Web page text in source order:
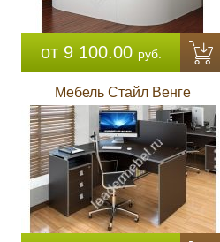
от 9 100.00 руб.
Мебель Стайл Венге